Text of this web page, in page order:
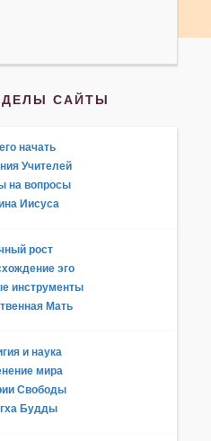
САЙТЫ
начать
Учителей
на вопросы
Иисуса
рост
эго
инструменты
Мать
и наука
мира
Свободы
Будды